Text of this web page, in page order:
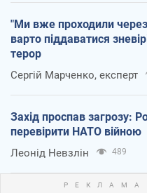
"Ми вже проходили через
варто піддаватися
терор
Сергій Марченко, експерт
Захід проспав загрозу:
перевірити НАТО війною
Леонід Невзлін 489